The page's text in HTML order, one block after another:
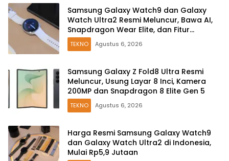
Samsung Galaxy Watch9 dan Galaxy
Watch Ultra2 Resmi Meluncur, Bawa AI,
Snapdragon Wear Elite, dan Fitur
Kesehatan Baru
TEKNO Agustus 6, 2026
Samsung Galaxy Z Fold8 Ultra Resmi
Meluncur, Usung Layar 8 Inci, Kamera
200MP dan Snapdragon 8 Elite Gen 5
TEKNO Agustus 6, 2026
Harga Resmi Samsung Galaxy Watch9
dan Galaxy Watch Ultra2 di Indonesia,
Mulai Rp5,9 Jutaan